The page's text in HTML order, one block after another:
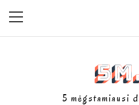
5 mėgstamiausi